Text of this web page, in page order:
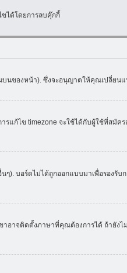
ได้โดยการลบคุ๊กกี้
นของหน้า). ซึ่งจะอนุญาตให้คุณเปลี่ยนแ
แก้ไข timezone จะใช้ได้กับผู้ใช้ที่สมั
). บอร์ดไม่ได้ถูกออกแบบมาเพื่อรองรั
าอาจติดตั้งภาษาที่คุณต้องการได้ ถ้ายั